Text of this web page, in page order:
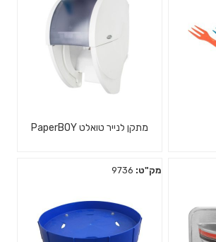
מתקן לנייר טואלט PaperBOY
מק"ט: